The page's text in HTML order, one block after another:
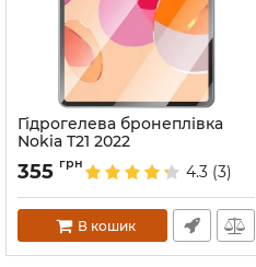
Гідрогелева бронеплівка
Nokia T21 2022
Артикул:68676
355 грн 4.3 (3)
В кошик